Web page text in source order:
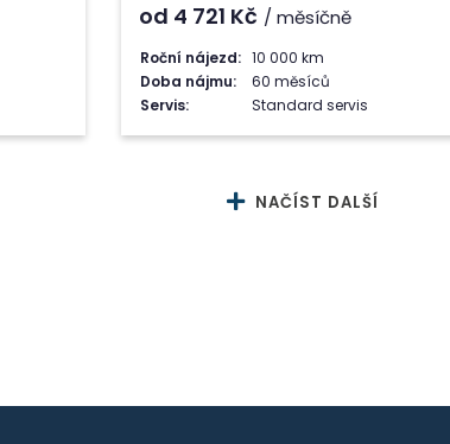
od 4 721 Kč / měsíčně
Roční nájezd: 10 000 km
Doba nájmu:
60 měsíců
Servis:
Standard servis
NAČÍST DALŠÍ